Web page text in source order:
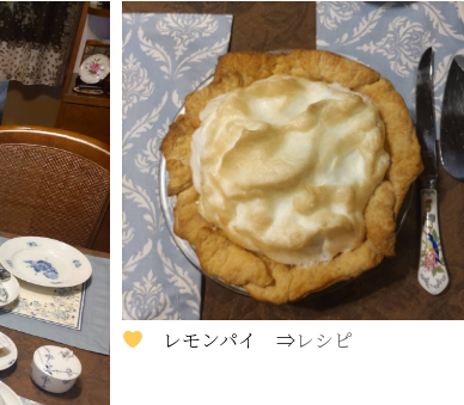
レモンパイ ⇒レシピ